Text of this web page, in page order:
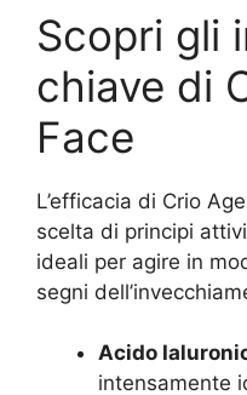
Scopri gli
chiave di
Face
L’efficacia di Crio
scelta di principi
ideali per agire in
segni
Acido
intensamente